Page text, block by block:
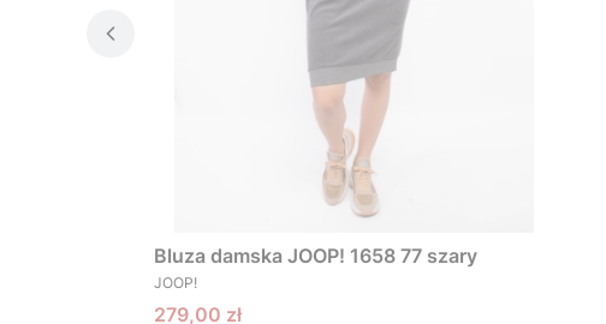
Bluza damska JOOP! 1658 77 szary
PRODUCENT
JOOP!
Cena promocyjna
279,00 zł